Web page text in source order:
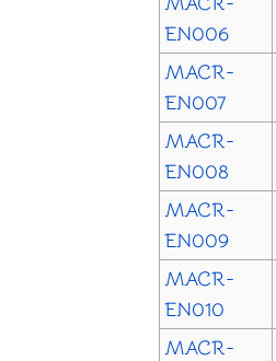
EN006
MACR-
EN007
MACR-
EN008
MACR-
EN009
MACR-
EN010
MACR-